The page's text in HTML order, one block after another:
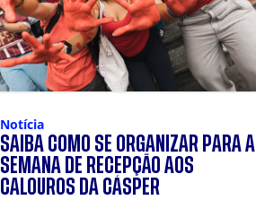
Notícia
SAIBA COMO SE ORGANIZAR PARA A
SEMANA DE RECEPÇÃO AOS
CALOUROS DA CÁSPER